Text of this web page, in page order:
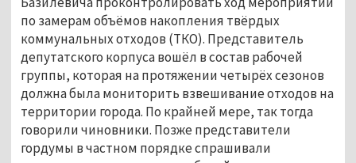
по замерам объёмов накопления твёрдых
коммунальных отходов (ТКО). Представитель
депутатского корпуса вошёл в состав рабочей
группы, которая на протяжении четырёх сезонов
должна была мониторить взвешивание отходов на
территории города. По крайней мере, так тогда
говорили чиновники. Позже представители
гордумы в частном порядке спрашивали